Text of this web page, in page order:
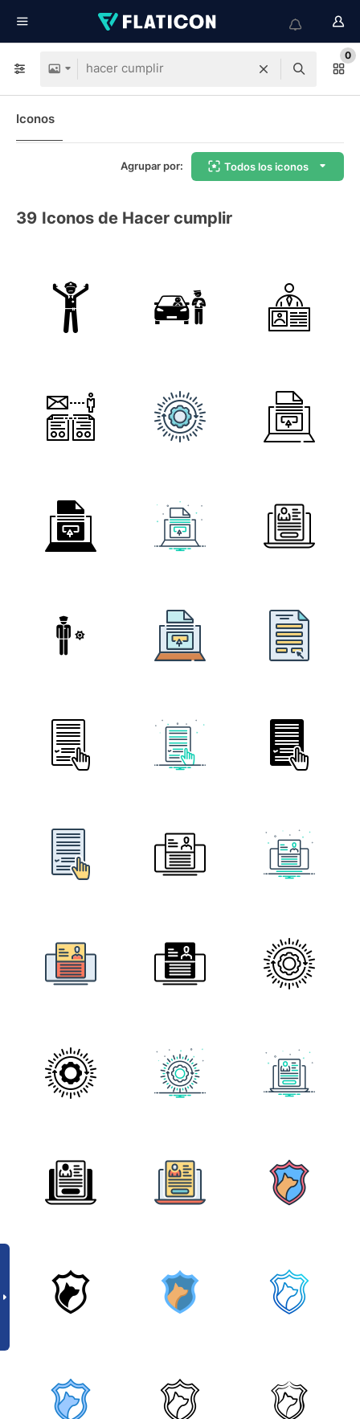
0
Iconos
Agrupar por: Todos los iconos
39 Iconos de Hacer cumplir